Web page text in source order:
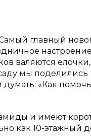
главный
валяются елочки,
мы поделились
«Как помочь
и имеют
как 10-этажный